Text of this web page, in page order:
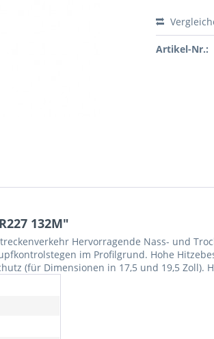
Artikel-Nr.:
132M"
Hervorragende Nass- und
im Profilgrund. Hohe
(für Dimensionen in 17,5 und 19,5 Zoll).